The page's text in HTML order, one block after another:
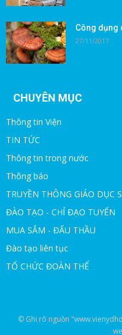
Công dụng
27/11/2017
CHUYÊN MỤC
Thông tin Viện
TIN TỨC
Thông tin trong nước
Thông báo
TRUYỀN THÔNG GIÁO DỤC
ĐÀO TẠO - CHỈ ĐẠO TUYẾN
MUA SẮM - ĐẤU THẦU
Đào tạo liên tục
TỔ CHỨC ĐOÀN THỂ
© Ghi rõ nguồn